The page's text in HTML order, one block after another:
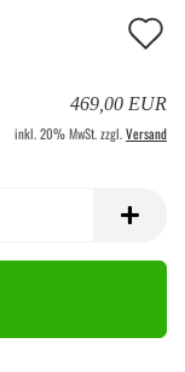
469,00 EUR
inkl. 20% MwSt. zzgl.Versand